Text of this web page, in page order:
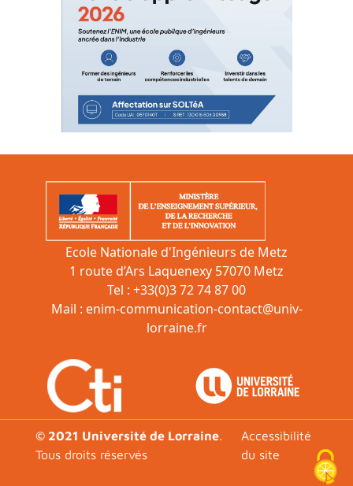
Ecole Nationale d'Ingénieurs de Metz
1 route d’Ars Laquenexy 57070 Metz
Tel : +33(0)3 72 74 87 00
Mail : enim-communication-contact@univ-
lorraine.fr
© 2021 Université de Lorraine.
Tous droits réservés
Footer
Accessibilité
du site